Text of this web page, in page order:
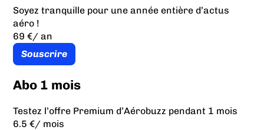
Soyez tranquille pour une année entière d’actus
aéro !
69 €/ an
Souscrire
Abo 1 mois
Testez l’offre Premium d’Aérobuzz pendant 1 mois
6.5 €/ mois